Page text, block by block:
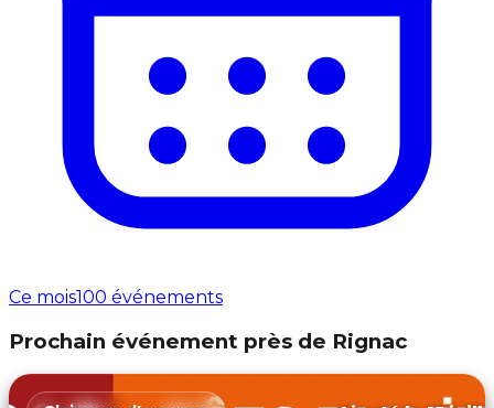
Ce mois100 événements
Prochain événement près de Rignac